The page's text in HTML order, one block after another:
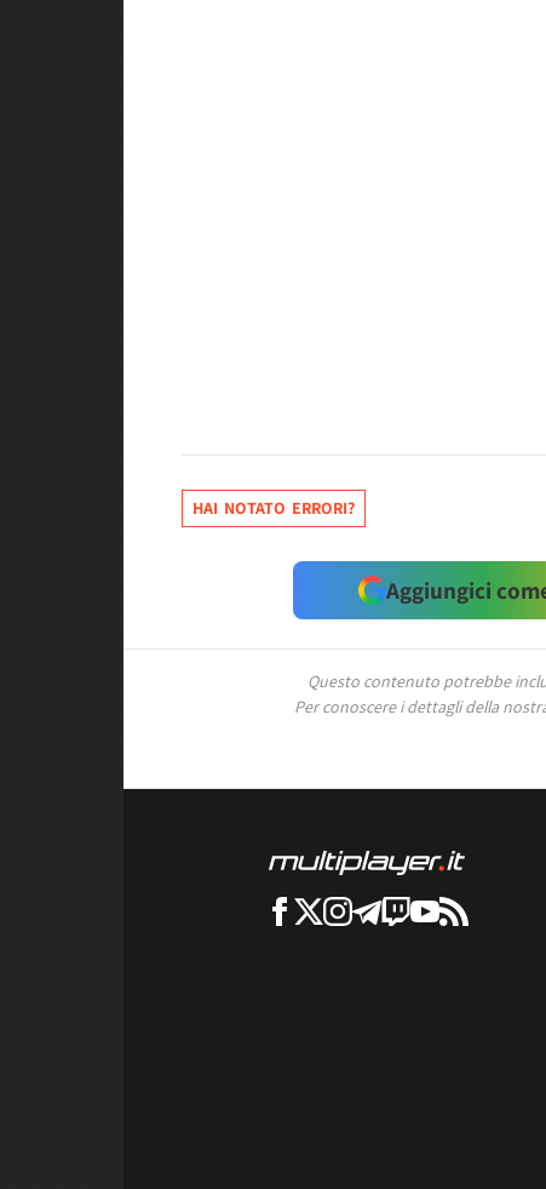
HAI NOTATO ERRORI?
Aggiungici
Questo contenuto potrebbe
Per conoscere i dettagli della